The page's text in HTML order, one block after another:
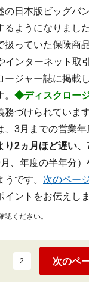
の日本版ビッグバ
るようになりまし
っていた保険商
ンターネット取
ジャー誌に掲載
◆ディスクロー
務づけられていま
3月までの営業年
2ヵ月ほど遅い、
、年度の半年分
です。 次のペー
ントをお伝えしま
ください。
2 次のペ